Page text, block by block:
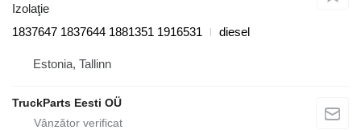
Izolaţie
1837647 1837644 1881351 1916531
diesel
Estonia, Tallinn
TruckParts Eesti OÜ